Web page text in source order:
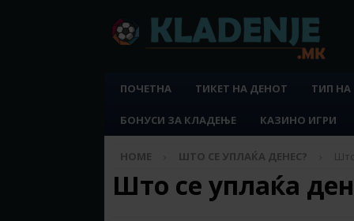
ПОЧЕТНА ТИКЕТ НА ДЕНОТ ТИП
БОНУСИ ЗА КЛАДЕЊЕ КАЗИНО ИГРИ
HOME ШТО СЕ УПЛАЌА ДЕНЕС?
Што се уплаќа